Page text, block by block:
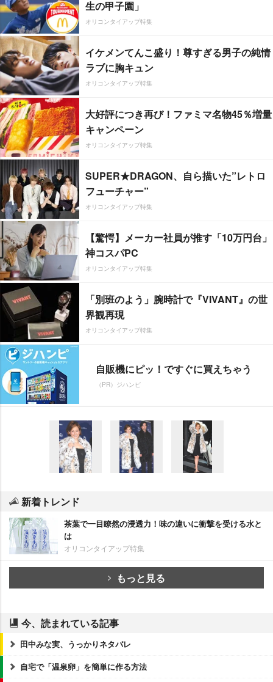
生の甲子園」
オリコンタイアップ特集
イケメンてんこ盛り！尊すぎる男子の純情
ラブに胸キュン
オリコンタイアップ特集
大好評につき再び！ファミマ名物45％増量
キャンペーン
オリコンタイアップ特集
SUPER★DRAGON、自ら描いた”レトロ
フューチャー”
オリコンタイアップ特集
【驚愕】メーカー社員が推す「10万円台」
神コスパPC
オリコンタイアップ特集
「別班のよう」腕時計で『VIVANT』の世
界観再現
オリコンタイアップ特集
自販機にピッ！ですぐに買えちゃう
（PR）ジハンピ
新着トレンド
茶葉で一目瞭然の浸透力！味の違いに衝撃を受ける水と
は
オリコンタイアップ特集
もっと見る
今、読まれている記事
田中みな実、うっかりネタバレ
自宅で「温泉卵」を簡単に作る方法